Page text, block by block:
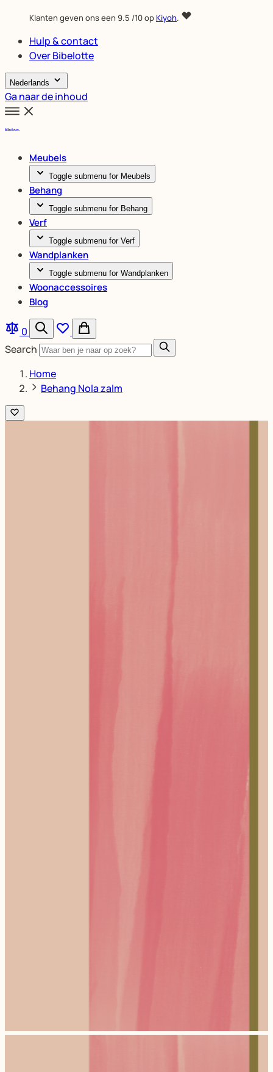
Klanten geven ons een 9.5 /10 opKiyoh.
Hulp & contact
Over Bibelotte
Nederlands
Ga naar de inhoud
Meubels
Toggle submenu for Meubels
Behang
Toggle submenu for Behang
Verf
Toggle submenu for Verf
Wandplanken
Toggle submenu for Wandplanken
Woonaccessoires
Blog
0
Search
Home
Behang Nola zalm